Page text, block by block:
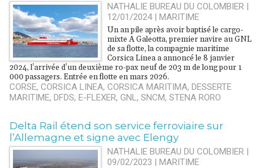
NATHALIE BUREAU DU COLOMBIER |
12/01/2024|MARITIME
Un an pile après avoir baptisé le cargo-
mixte A Galeotta, premier navire au GNL
de sa flotte, la compagnie maritime
Corsica Linea a annoncé le 8 janvier
2024, l’arrivée d’un deuxième ro-pax neuf de 203 m de long pour 1
000 passagers. Entrée en flotte en mars 2026.
CORSE, CORSICA LINEA, CORSICA MARITIMA, DESSERTE
MARITIME, DFDS, E-FLEXER, GNL, SNCM, STENA RORO
​Delta Rail étend son service ferroviaire sur
l’Allemagne et signe avec Elengy
NATHALIE BUREAU DU COLOMBIER |
09/02/2023 |MARITIME